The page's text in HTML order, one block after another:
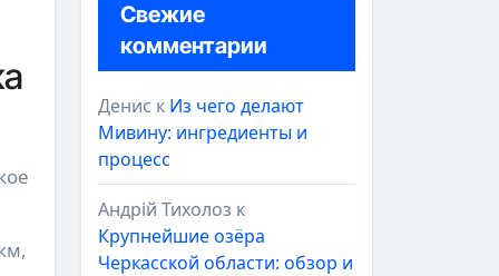
Свежие
комментарии
Денис к Из чего делают
Мивину: ингредиенты и
процесс
Андрій Тихолоз к
Крупнейшие озёра
Черкасской области: обзор и